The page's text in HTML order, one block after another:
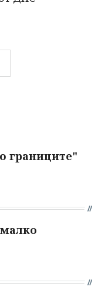
границите"